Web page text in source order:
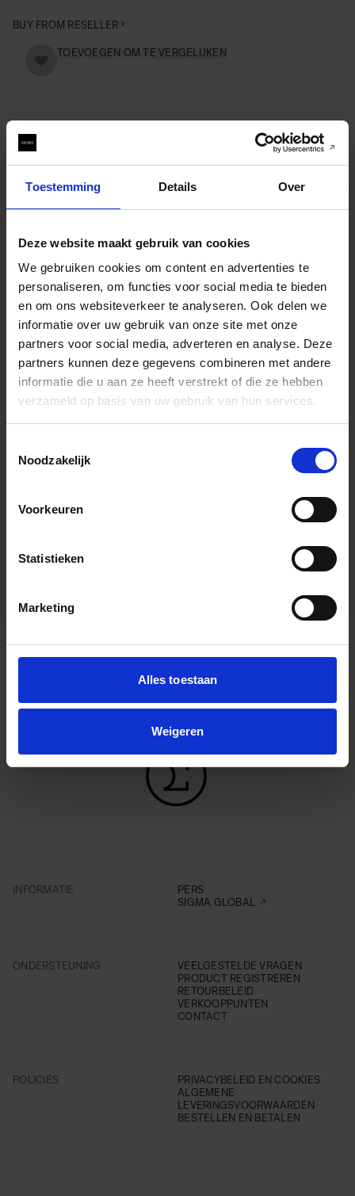
Toestemming Details Over
Deze website maakt gebruik van cookies
We gebruiken cookies om content en advertenties te
personaliseren, om functies voor social media te bieden
en om ons websiteverkeer te analyseren. Ook delen we
informatie over uw gebruik van onze site met onze
partners voor social media, adverteren en analyse. Deze
partners kunnen deze gegevens combineren met andere
informatie die u aan ze heeft verstrekt of die ze hebben
verzameld op basis van uw gebruik van hun services.
Noodzakelijk
Voorkeuren
Statistieken
Marketing
Alles toestaan
Weigeren
BUY FROM RESELLER
TOEVOEGEN OM TE VERGELIJKEN
CONSTRUCTION
Specificaties
* All figures calculated by L-Mount.
registered Trademark of Leica
Camera AG. About Product Name:
the lens is designed to deliver the
ultimate in performance on
and "DN" when the lens design is
with the short flange focal length.
Afmetingen (diameter x lengte)
INFORMATIE
PERS
SIGMA GLOBAL
ONDERSTEUNING
VEELGESTELDE VRAGEN
PRODUCT REGISTREREN
RETOURBELEID
VERKOOPPUNTEN
CONTACT
POLICIES
PRIVACYBELEID EN COOKIES
ALGEMENE
LEVERINGSVOORWAARDEN
BESTELLEN EN BETALEN